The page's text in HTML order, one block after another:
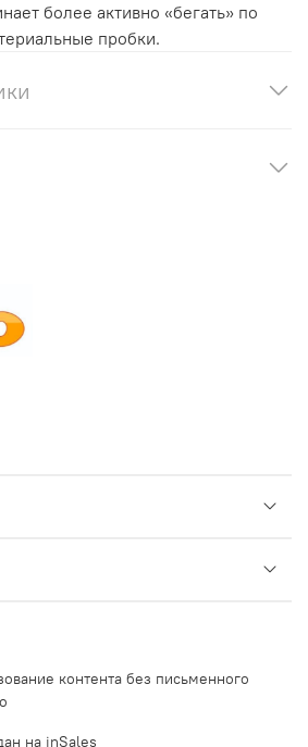
более активно «бегать» по
пробки.
контента без письменного
на inSales